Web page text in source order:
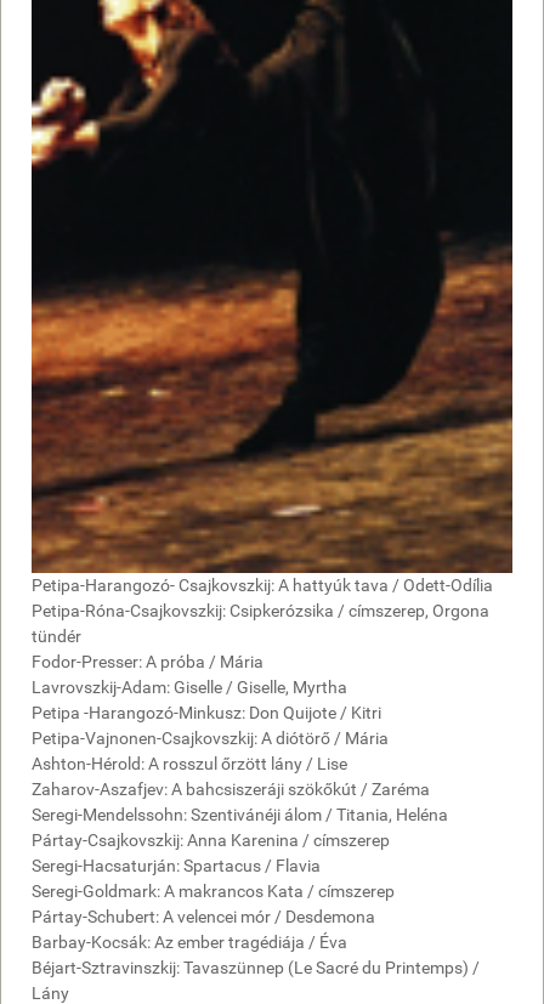
Petipa-Harangozó- Csajkovszkij: A hattyúk tava / Odett-Odília
Petipa-Róna-Csajkovszkij: Csipkerózsika / címszerep, Orgona
tündér
Fodor-Presser: A próba / Mária
Lavrovszkij-Adam: Giselle / Giselle, Myrtha
Petipa -Harangozó-Minkusz: Don Quijote / Kitri
Petipa-Vajnonen-Csajkovszkij: A diótörő / Mária
Ashton-Hérold: A rosszul őrzött lány / Lise
Zaharov-Aszafjev: A bahcsiszeráji szökőkút / Zaréma
Seregi-Mendelssohn: Szentivánéji álom / Titania, Heléna
Pártay-Csajkovszkij: Anna Karenina / címszerep
Seregi-Hacsaturján: Spartacus / Flavia
Seregi-Goldmark: A makrancos Kata / címszerep
Pártay-Schubert: A velencei mór / Desdemona
Barbay-Kocsák: Az ember tragédiája / Éva
Béjart-Sztravinszkij: Tavaszünnep (Le Sacré du Printemps) /
Lány